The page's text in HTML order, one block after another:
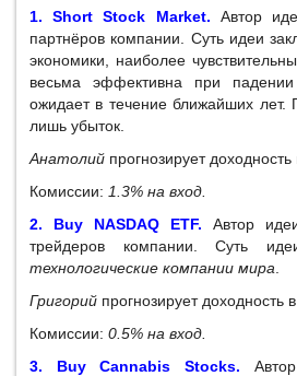
1. Short Stock Market. Автор
партнёров компании. Суть идеи
экономики, наиболее
весьма эффективна при
ожидает в течение ближайших лет.
лишь убыток.
Анатолий прогнозирует
Комиссии: 1.3% на вход.
2. Buy NASDAQ ETF. Автор
трейдеров компании. Суть
технологические компании мира
Григорий прогнозирует доходность
Комиссии: 0.5% на вход.
3. Buy Cannabis Stocks.